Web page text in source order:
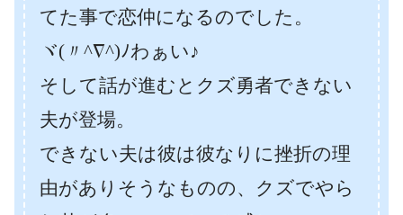
てた事で恋仲になるのでした。
ヾ(〃^∇^)ﾉわぁい♪
そして話が進むとクズ勇者できない
夫が登場。
できない夫は彼は彼なりに挫折の理
由がありそうなものの、クズでやら